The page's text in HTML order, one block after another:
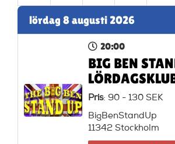
lördag 8 augusti 2026
20:00
BIG BEN
Pris: 90 - 130 SEK
BigBenStandUp
11342 Stockholm